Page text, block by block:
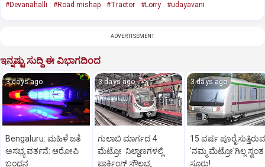
#Devanahalli #Road mishap #Tractor #Lorry #udayavani
ADVERTISEMENT
ಇನ್ನಷ್ಟು ಸುದ್ದಿ ಈ ವಿಭಾಗದಿಂದ
3 days ago
Bengaluru: ಮಹಿಳೆ ಜತೆ
ಅಸಭ್ಯ ವರ್ತನೆ: ಆರೋಪಿ
ಬಂಧನ
3 days ago
ಗುಲಾಬಿ ಮಾರ್ಗದ 4
ಮೆಟ್ರೋ ನಿಲ್ದಾಣಗಳಲ್ಲಿ
ಪಾರ್ಕಿಂಗ್ ಸೌಲಭ್ಯ
3 days ago
15 ವರ್ಷ ಪೂರೈಸುತ್ತಿರುವ
'ನಮ್ಮ ಮೆಟ್ರೋ'ಗಿಲ್ಲ ಸ್ವಂತ
ಸೂರು!